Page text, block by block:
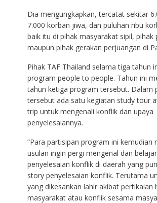
Dia mengungkapkan, tercatat sekitar
7.000 korban jiwa, dan puluhan ribu
baik itu di pihak masyarakat sipil, pihak
maupun pihak gerakan perjuangan di
Pihak TAF Thailand selama tiga tahun
program people to people. Tahun ini
tahun ketiga program tersebut. Dalam
tersebut ada satu kegiatan study tour
trip untuk mengenali konflik dan upaya
penyelesaiannya.
“Para partisipan program ini kemudian
usulan ingin pergi mengenal dan
penyelesaian konflik di daerah yang
story penyelesaian konflik. Terutama
yang dikesankan lahir akibat pertikaian
masyarakat atau konflik sesama